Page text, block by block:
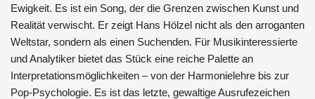
Ewigkeit. Es ist ein Song, der die Grenzen zwischen Kunst und
Realität verwischt. Er zeigt Hans Hölzel nicht als den arroganten
Weltstar, sondern als einen Suchenden. Für Musikinteressierte
und Analytiker bietet das Stück eine reiche Palette an
Interpretationsmöglichkeiten – von der Harmonielehre bis zur
Pop-Psychologie. Es ist das letzte, gewaltige Ausrufezeichen